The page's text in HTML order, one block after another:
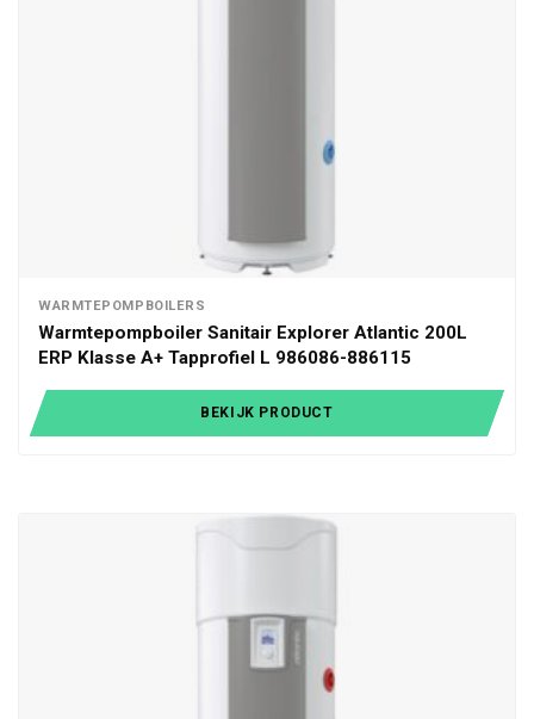
WARMTEPOMPBOILERS
Warmtepompboiler Sanitair Explorer Atlantic 200L
ERP Klasse A+ Tapprofiel L 986086-886115
BEKIJK PRODUCT